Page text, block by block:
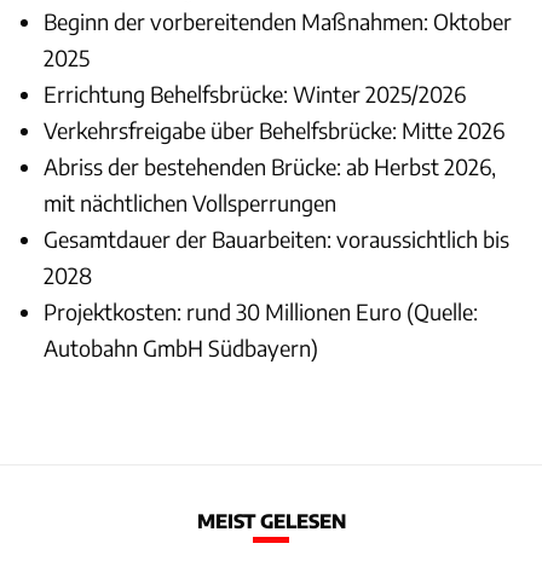
Beginn der vorbereitenden Maßnahmen: Oktober
2025
Errichtung Behelfsbrücke: Winter 2025/2026
Verkehrsfreigabe über Behelfsbrücke: Mitte 2026
Abriss der bestehenden Brücke: ab Herbst 2026,
mit nächtlichen Vollsperrungen
Gesamtdauer der Bauarbeiten: voraussichtlich bis
2028
Projektkosten: rund 30 Millionen Euro (Quelle:
Autobahn GmbH Südbayern)
MEIST GELESEN